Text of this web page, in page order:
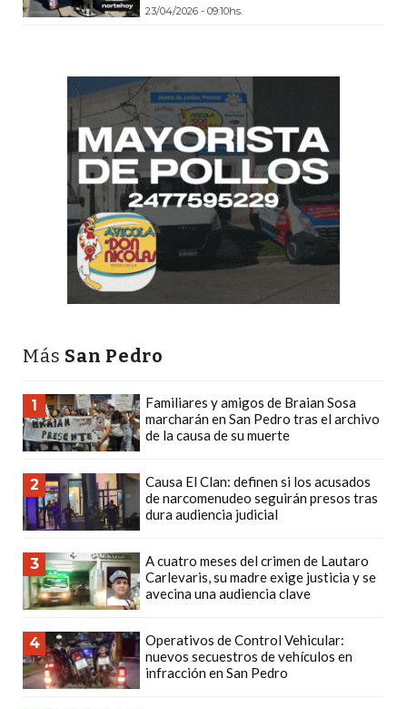
CÓMO
TIENDAS
ONLINE
PEDIDOS
WHATSAPP
TIENDA
GRATIS
VS
PLATAFORMAS
DE
POR
WHATSAPP
CÓMO
RECIBIR
PEDIDOS
DE
COMIDA
POR
WHATSAPP:
23/04/2026 - 09:10hs.
Más San Pedro
1
Familiares y amigos de Braian Sosa
marcharán en San Pedro tras el archivo
de la causa de su muerte
2
Causa El Clan: definen si los acusados
de narcomenudeo seguirán presos tras
dura audiencia judicial
3
A cuatro meses del crimen de Lautaro
Carlevaris, su madre exige justicia y se
avecina una audiencia clave
4
Operativos de Control Vehicular:
nuevos secuestros de vehículos en
infracción en San Pedro